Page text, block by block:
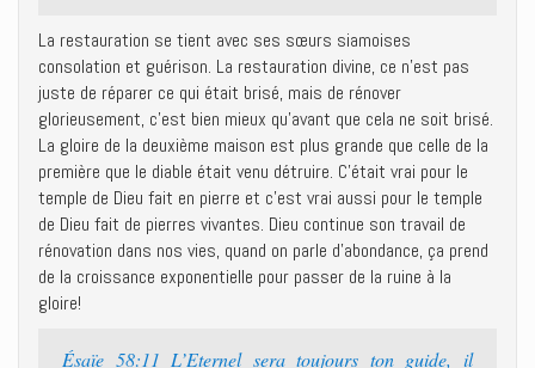
La restauration se tient avec ses sœurs siamoises
consolation et guérison. La restauration divine, ce n’est pas
juste de réparer ce qui était brisé, mais de rénover
glorieusement, c’est bien mieux qu’avant que cela ne soit brisé.
La gloire de la deuxième maison est plus grande que celle de la
première que le diable était venu détruire. C’était vrai pour le
temple de Dieu fait en pierre et c’est vrai aussi pour le temple
de Dieu fait de pierres vivantes. Dieu continue son travail de
rénovation dans nos vies, quand on parle d’abondance, ça prend
de la croissance exponentielle pour passer de la ruine à la
gloire!
Ésaïe 58:11 L’Eternel sera toujours ton guide, il